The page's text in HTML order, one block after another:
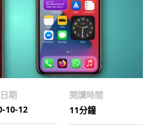
期
10-12
閱讀時間
11分鐘